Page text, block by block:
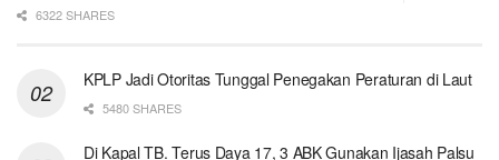
6322 SHARES
KPLP Jadi Otoritas Tunggal Penegakan Peraturan di Laut
5480 SHARES
Di Kapal TB. Terus Daya 17, 3 ABK Gunakan Ijasah Palsu